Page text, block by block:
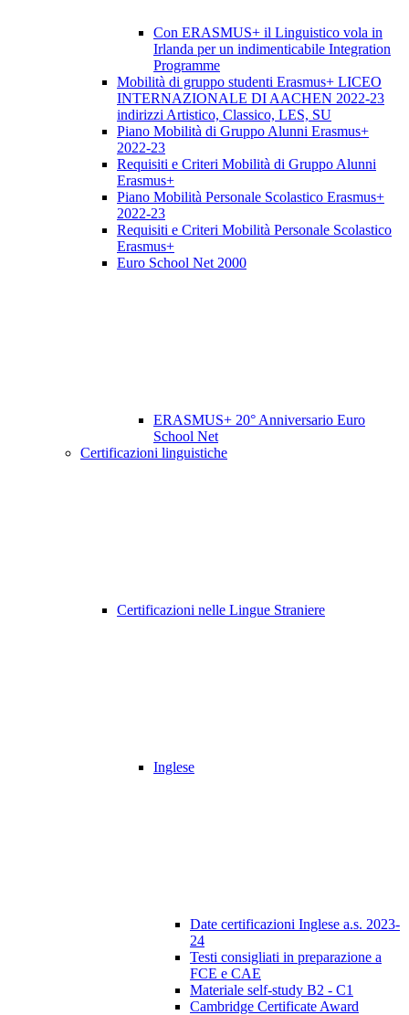
Con ERASMUS+ il Linguistico vola in
Irlanda per un indimenticabile Integration
Programme
Mobilità di gruppo studenti Erasmus+ LICEO
INTERNAZIONALE DI AACHEN 2022-23
indirizzi Artistico, Classico, LES, SU
Piano Mobilità di Gruppo Alunni Erasmus+
2022-23
Requisiti e Criteri Mobilità di Gruppo Alunni
Erasmus+
Piano Mobilità Personale Scolastico Erasmus+
2022-23
Requisiti e Criteri Mobilità Personale Scolastico
Erasmus+
Euro School Net 2000
ERASMUS+ 20° Anniversario Euro
School Net
Certificazioni linguistiche
Certificazioni nelle Lingue Straniere
Inglese
Date certificazioni Inglese a.s. 2023-
24
Testi consigliati in preparazione a
FCE e CAE
Materiale self-study B2 - C1
Cambridge Certificate Award